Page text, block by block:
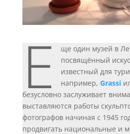
Е
ще один музей в
посвящённый
известный для
например, Grassi
безусловно заслуживает
выставляются работы
фотографов начиная с 1945
продвигать национальные и